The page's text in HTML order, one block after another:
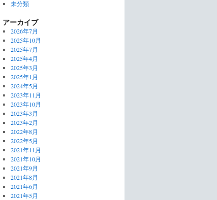
未分類
アーカイブ
2026年7月
2025年10月
2025年7月
2025年4月
2025年3月
2025年1月
2024年5月
2023年11月
2023年10月
2023年3月
2023年2月
2022年8月
2022年5月
2021年11月
2021年10月
2021年9月
2021年8月
2021年6月
2021年5月